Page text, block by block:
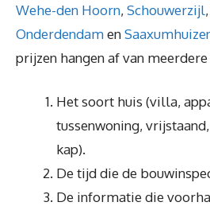
Wehe-den Hoorn, Schouwerzijl,
Onderdendamen
prijzen hangen af van meerdere
Het soort huis (villa,
tussenwoning,
kap).
De tijd die de
De informatie die